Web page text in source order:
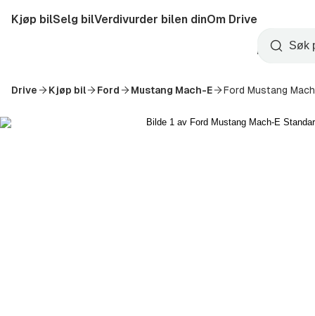
til
Startside
Kjøp bilSelg bilVerdivurder bilen dinOm Drive
Opprett
konto
Søk
Drive Kjøp bil Ford Mustang Mach-E Ford Mustang